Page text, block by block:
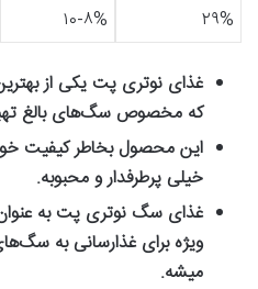
۲۹%
۱۰-۸%
غذای نوتری پت یکی از
که مخصوص سگ‌های بالغ
این محصول بخاطر کیفیت
خیلی پرطرفدار و محبوبه.
غذای سگ نوتری پت به
ویژه برای غذارسانی به
میشه.